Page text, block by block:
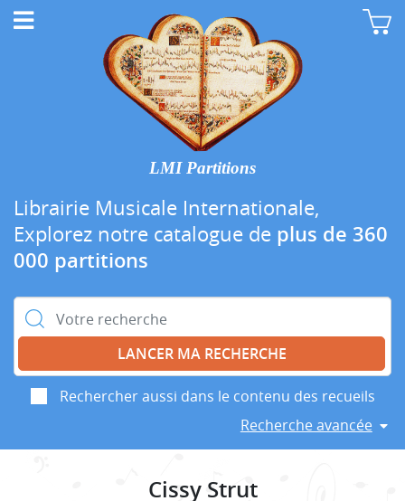
LMI Partitions
Librairie Musicale Internationale,
Explorez notre catalogue de plus de 360
000 partitions
Rechercher :
Rechercher aussi dans le contenu des recueils
Recherche avancée
Cissy Strut